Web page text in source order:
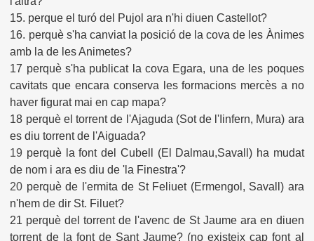
15. perque el turó del Pujol ara n'hi diuen Castellot?
16. perquè s'ha canviat la posició de la cova de les Ànimes
amb la de les Animetes?
17 perquè s'ha publicat la cova Egara, una de les poques
cavitats que encara conserva les formacions mercès a no
haver figurat mai en cap mapa?
18 perquè el torrent de l'Ajaguda (Sot de l'Iinfern, Mura) ara
es diu torrent de l'Aiguada?
19 perquè la font del Cubell (El Dalmau,Savall) ha mudat
de nom i ara es diu de 'la Finestra'?
20 perquè de l'ermita de St Feliuet (Ermengol, Savall) ara
n'hem de dir St. Filuet?
21 perquè del torrent de l'avenc de St Jaume ara en diuen
torrent de la font de Sant Jaume? (no existeix cap font al